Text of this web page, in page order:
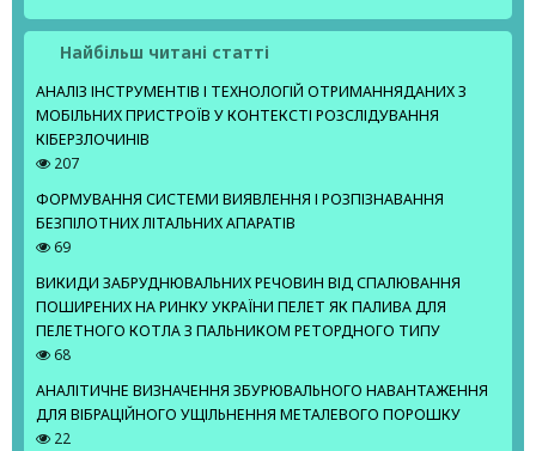
Найбільш читані статті
АНАЛІЗ ІНСТРУМЕНТІВ І ТЕХНОЛОГІЙ ОТРИМАННЯДАНИХ З
МОБІЛЬНИХ ПРИСТРОЇВ У КОНТЕКСТІ РОЗСЛІДУВАННЯ
КІБЕРЗЛОЧИНІВ
207
ФОРМУВАННЯ СИСТЕМИ ВИЯВЛЕННЯ І РОЗПІЗНАВАННЯ
БЕЗПІЛОТНИХ ЛІТАЛЬНИХ АПАРАТІВ
69
ВИКИДИ ЗАБРУДНЮВАЛЬНИХ РЕЧОВИН ВІД СПАЛЮВАННЯ
ПОШИРЕНИХ НА РИНКУ УКРАЇНИ ПЕЛЕТ ЯК ПАЛИВА ДЛЯ
ПЕЛЕТНОГО КОТЛА З ПАЛЬНИКОМ РЕТОРДНОГО ТИПУ
68
АНАЛІТИЧНЕ ВИЗНАЧЕННЯ ЗБУРЮВАЛЬНОГО НАВАНТАЖЕННЯ
ДЛЯ ВІБРАЦІЙНОГО УЩІЛЬНЕННЯ МЕТАЛЕВОГО ПОРОШКУ
22